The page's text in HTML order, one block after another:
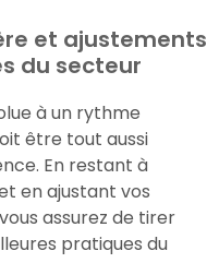
et ajustements
du secteur
à un rythme
être tout aussi
En restant à
en ajustant vos
assurez de tirer
pratiques du